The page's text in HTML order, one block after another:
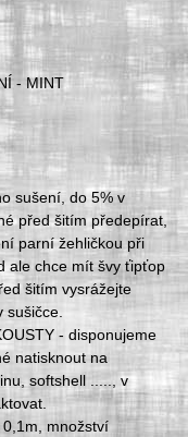
- MINT
sušení, do 5% v
před šitím předepírat,
parní žehličkou při
ale chce mít švy ťipťop
šitím vysrážejte
- disponujeme
natisknout na
softshell ....., v
množství